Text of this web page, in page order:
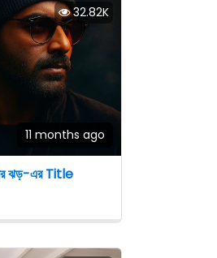
32.82K
11 months ago
ঝড়-এর Title